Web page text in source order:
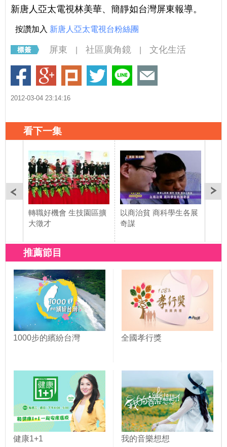
新唐人亞太電視林美華、簡靜如台灣屏東報導。
按讚加入 新唐人亞太電視台粉絲團
屏東 社區廣角鏡 文化生活
2012-03-04 23:14:16
看下一集
轉職好機會 生技園區擴
大徵才
以商治貧 商科學生各展
奇謀
推薦節目
1000步的繽紛台灣 全國孝行獎
健康1+1 我的音樂想想